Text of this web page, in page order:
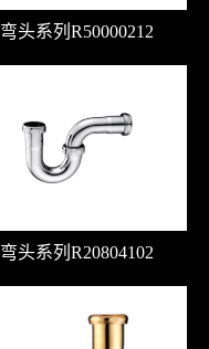
弯头系列R50000212
弯头系列R20804102